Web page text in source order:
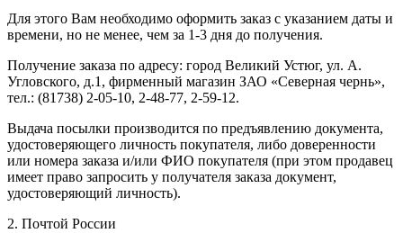
Для этого Вам необходимо оформить заказ с указанием даты и
времени, но не менее, чем за 1-3 дня до получения.
Получение заказа по адресу: город Великий Устюг, ул. А.
Угловского, д.1, фирменный магазин ЗАО «Северная чернь»,
тел.: (81738) 2-05-10, 2-48-77, 2-59-12.
Выдача посылки производится по предъявлению документа,
удостоверяющего личность покупателя, либо доверенности
или номера заказа и/или ФИО покупателя (при этом продавец
имеет право запросить у получателя заказа документ,
удостоверяющий личность).
2. Почтой России